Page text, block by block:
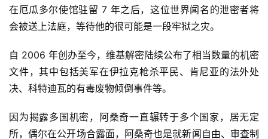
在厄瓜多尔使馆驻留 7 年之后，这位世界闻名的泄密者将
会被送上法庭，等待他的很可能是一段牢狱之灾。
自 2006 年创办至今，维基解密陆续公布了相当数量的机密
文件，其中包括美军在伊拉克枪杀平民、肯尼亚的法外处
决、科特迪瓦的有毒废物倾倒事件等。
因为揭露多国机密，阿桑奇一直辗转于多个国家，居无定
所，偶尔在公开场合露面，阿桑奇也是就新闻自由、审查制